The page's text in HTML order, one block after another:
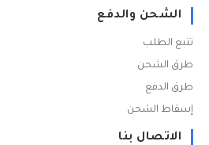
الشحن والدفع
تتبع الطلب
طرق الشحن
طرق الدفع
إسقاط الشحن
الاتصال بنا